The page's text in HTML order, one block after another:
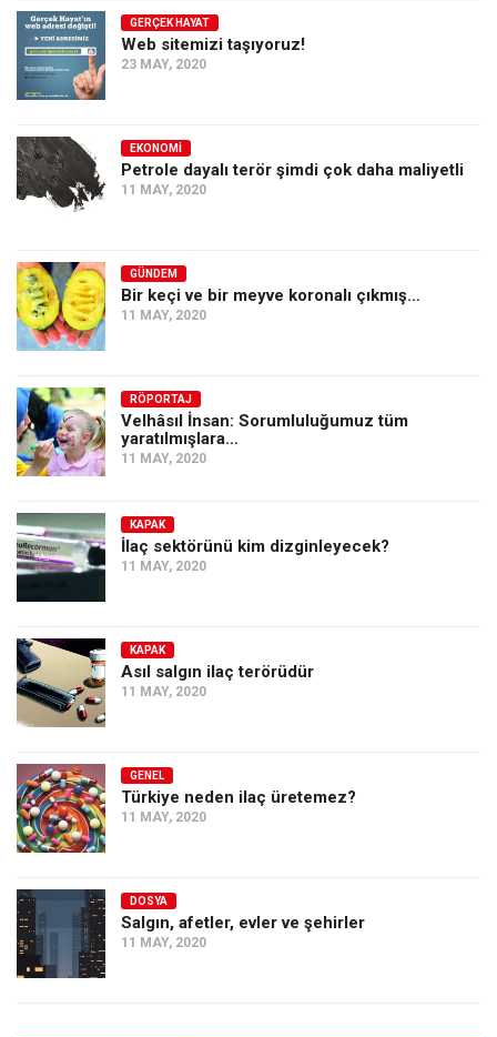
GERÇEK HAYAT
Web sitemizi taşıyoruz!
23 MAY, 2020
EKONOMI
Petrole dayalı terör şimdi çok daha maliyetli
11 MAY, 2020
GÜNDEM
Bir keçi ve bir meyve koronalı çıkmış…
11 MAY, 2020
RÖPORTAJ
Velhâsıl İnsan: Sorumluluğumuz tüm
yaratılmışlara…
11 MAY, 2020
KAPAK
İlaç sektörünü kim dizginleyecek?
11 MAY, 2020
KAPAK
Asıl salgın ilaç terörüdür
11 MAY, 2020
GENEL
Türkiye neden ilaç üretemez?
11 MAY, 2020
DOSYA
Salgın, afetler, evler ve şehirler
11 MAY, 2020